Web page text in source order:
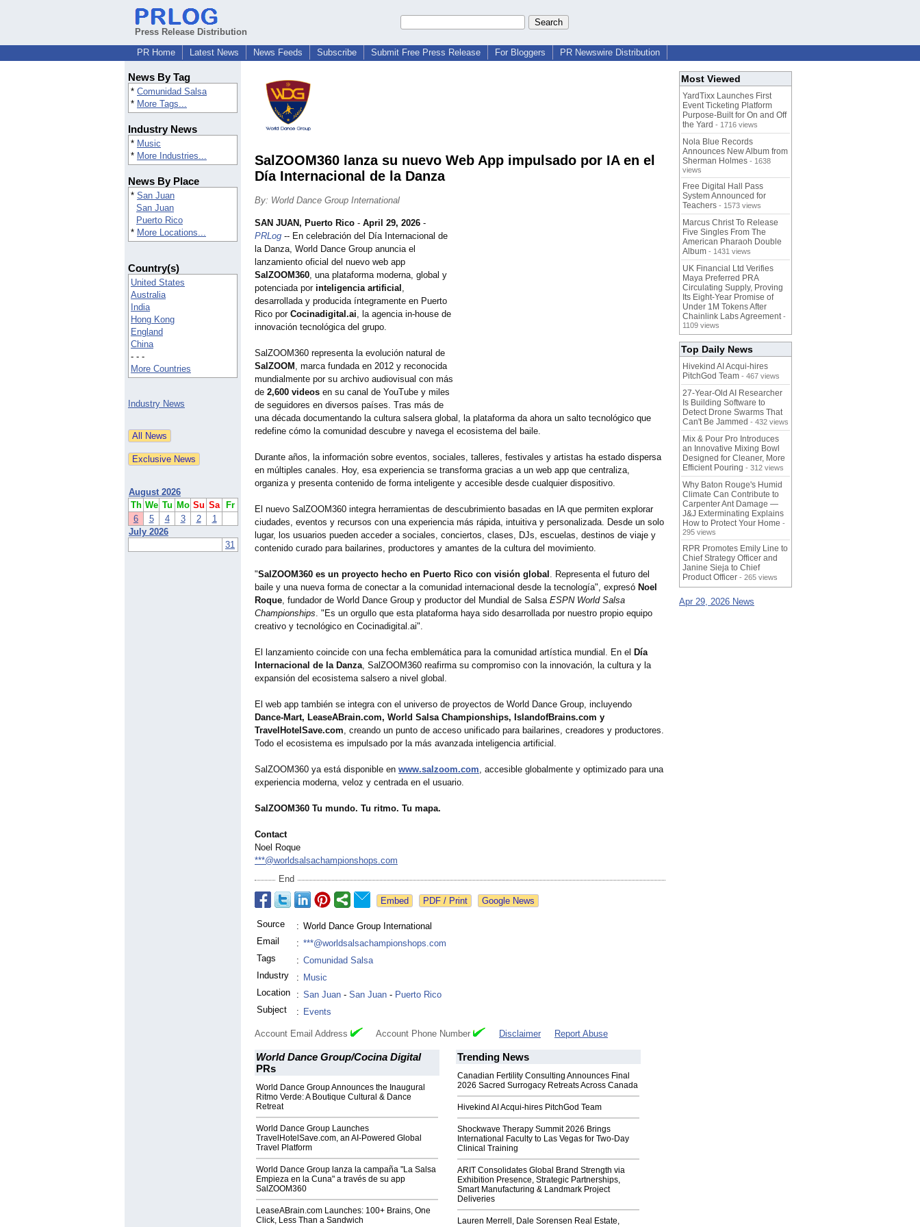
Press Release Distribution
PR Home
Latest News News Feeds Subscribe Submit Free Press Release For Bloggers PR Newswire Distribution
News By Tag
* Comunidad Salsa
* More Tags...
Industry News
* Music
* More Industries...
News By Place
* San Juan
San Juan
Puerto Rico
* More Locations...
Country(s)
United States
Australia
India
Hong Kong
England
China
- - -
More Countries
Industry News
August 2026
Th We Tu Mo Su Sa
Fr
6
5 4 3 2
1
July 2026
31
SalZOOM360 lanza su nuevo Web App impulsado por IA en el
Día Internacional de la Danza
By: World Dance Group International
SAN JUAN, Puerto Rico - April 29, 2026 -
PRLog -- En celebración del Día Internacional de
la Danza, World Dance Group anuncia el
lanzamiento oficial del nuevo web app
SalZOOM360, una plataforma moderna, global y
potenciada por inteligencia artificial ,
desarrollada y producida íntegramente en Puerto
Rico por Cocinadigital.ai, la agencia in‑house de
innovación tecnológica del grupo.
SalZOOM360 representa la evolución natural de
SalZOOM , marca fundada en 2012 y reconocida
mundialmente por su archivo audiovisual con más
de 2,600 videos en su canal de YouTube y miles
de seguidores en diversos países. Tras más de
una década documentando la cultura salsera global, la plataforma da ahora un salto tecnológico que
redefine cómo la comunidad descubre y navega el ecosistema del baile.
Durante años, la información sobre eventos, sociales, talleres, festivales y artistas ha estado dispersa
en múltiples canales. Hoy, esa experiencia se transforma gracias a un web app que centraliza,
organiza y presenta contenido de forma inteligente y accesible desde cualquier dispositivo.
El nuevo SalZOOM360 integra herramientas de descubrimiento basadas en IA que permiten explorar
ciudades, eventos y recursos con una experiencia más rápida, intuitiva y personalizada. Desde un solo
lugar, los usuarios pueden acceder a sociales, conciertos, clases, DJs, escuelas, destinos de viaje y
contenido curado para bailarines, productores y amantes de la cultura del movimiento.
"SalZOOM360 es un proyecto hecho en Puerto Rico con visión global . Representa el futuro del
baile y una nueva forma de conectar a la comunidad internacional desde la tecnología", expresó Noel
Roque, fundador de World Dance Group y productor del Mundial de Salsa ESPN World Salsa
Championships. "Es un orgullo que esta plataforma haya sido desarrollada por nuestro propio equipo
creativo y tecnológico en Cocinadigital.ai".
El lanzamiento coincide con una fecha emblemática para la comunidad artística mundial. En el Día
Internacional de la Danza, SalZOOM360 reafirma su compromiso con la innovación, la cultura y la
expansión del ecosistema salsero a nivel global.
El web app también se integra con el universo de proyectos de World Dance Group, incluyendo
Dance‑Mart, LeaseABrain.com, World Salsa Championships, IslandofBrains.com y
TravelHotelSave.com, creando un punto de acceso unificado para bailarines, creadores y productores.
Todo el ecosistema es impulsado por la más avanzada inteligencia artificial.
SalZOOM360 ya está disponible en www.salzoom.com, accesible globalmente y optimizado para una
experiencia moderna, veloz y centrada en el usuario.
SalZOOM360 Tu mundo. Tu ritmo. Tu mapa.
Contact
Noel Roque
***@worldsalsachampionshops.com
End
Google News
Source : World Dance Group International
Email
: ***@worldsalsachampionshops.com
Tags
: Comunidad Salsa
Industry
: Music
Location
: San Juan - San Juan - Puerto Rico
Subject
: Events
Account Email Address Account Phone Number Disclaimer Report Abuse
World Dance Group/Cocina Digital
PRs
World Dance Group Announces the Inaugural
Ritmo Verde: A Boutique Cultural & Dance
Retreat
World Dance Group Launches
TravelHotelSave.com, an AI‑Powered Global
Travel Platform
World Dance Group lanza la campaña "La Salsa
Empieza en la Cuna" a través de su app
SalZOOM360
LeaseABrain.com Launches: 100+ Brains, One
Click, Less Than a Sandwich
Trending News
Canadian Fertility Consulting Announces Final
2026 Sacred Surrogacy Retreats Across Canada
Hivekind AI Acqui-hires PitchGod Team
Shockwave Therapy Summit 2026 Brings
International Faculty to Las Vegas for Two-Day
Clinical Training
ARIT Consolidates Global Brand Strength via
Exhibition Presence, Strategic Partnerships,
Smart Manufacturing & Landmark Project
Deliveries
Lauren Merrell, Dale Sorensen Real Estate,
Most Viewed
YardTixx Launches First
Event Ticketing Platform
Purpose-Built for On and Off
the Yard - 1716 views
Nola Blue Records
Announces New Album from
Sherman Holmes - 1638
views
Free Digital Hall Pass
System Announced for
Teachers - 1573 views
Marcus Christ To Release
Five Singles From The
American Pharaoh Double
Album - 1431 views
UK Financial Ltd Verifies
Maya Preferred PRA
Circulating Supply, Proving
Its Eight-Year Promise of
Under 1M Tokens After
Chainlink Labs Agreement -
1109 views
Top Daily News
Hivekind AI Acqui-hires
PitchGod Team - 467 views
27-Year-Old AI Researcher
Is Building Software to
Detect Drone Swarms That
Can't Be Jammed - 432 views
Mix & Pour Pro Introduces
an Innovative Mixing Bowl
Designed for Cleaner, More
Efficient Pouring - 312 views
Why Baton Rouge's Humid
Climate Can Contribute to
Carpenter Ant Damage —
J&J Exterminating Explains
How to Protect Your Home -
295 views
RPR Promotes Emily Line to
Chief Strategy Officer and
Janine Sieja to Chief
Product Officer - 265 views
Apr 29, 2026 News